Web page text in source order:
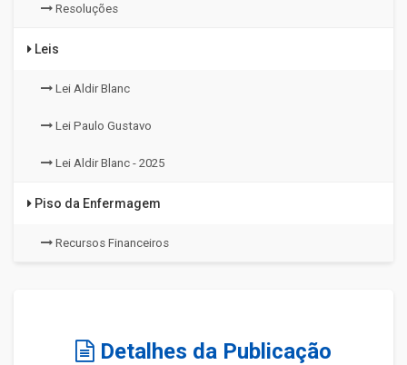
Resoluções
Leis
Lei Aldir Blanc
Lei Paulo Gustavo
Lei Aldir Blanc - 2025
Piso da Enfermagem
Recursos Financeiros
Detalhes da Publicação